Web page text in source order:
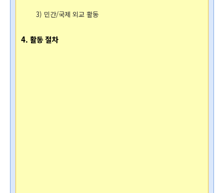
3) 민간/국제 외교 활동
4. 활동 절차